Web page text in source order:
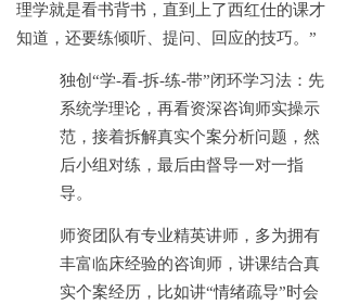
理学就是看书背书，直到上了西红仕的课才
知道，还要练倾听、提问、回应的技巧。”
独创 “学-看-拆-练-带”闭环学习法：先
系统学理论，再看资深咨询师实操示
范，接着拆解真实个案分析问题，然
后小组对练，最后由督导一对一指
导。
师资团队有专业精英讲师，多为拥有
丰富临床经验的咨询师，讲课结合真
实个案经历，比如讲“情绪疏导”时会